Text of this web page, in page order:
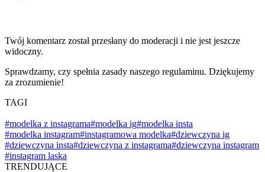
Twój komentarz został przesłany do moderacji i nie jest jeszcze
widoczny.
Sprawdzamy, czy spełnia zasady naszego regulaminu. Dziękujemy
za zrozumienie!
TAGI
#modelka z instagrama#modelka ig#modelka insta
#modelka instagram#instagramowa modelka#dziewczyna ig
#dziewczyna insta#dziewczyna z instagrama#dziewczyna instagram
#instagram laska
TRENDUJĄCE